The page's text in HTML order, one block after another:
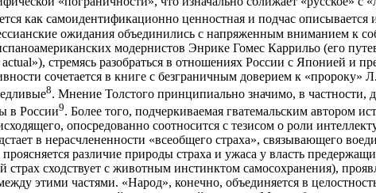
как самоидентификационно ценностная и подчас
ожидания объединились с напряженным вниманием к
модернистов Энрике Гомес Каррильо (его
стремясь разобраться в отношениях России с Японией и
сочетается в книге с безграничным доверием к «пророку»
8. Мнение Толстого принципиально значимо, в
в России9. Более того, подчеркиваемая гватемальским автором
опосредованно соотносится с тезисом о роли
в нерасчлененности «всеобщего страха», связывающего
различие природы страха и ужаса у власть
сходствует с животным инстинктом самосохранения),
этими частями. «Народ», конечно, объединяется в